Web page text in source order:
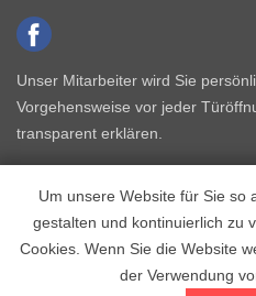
Um unsere Website für Sie so
gestalten und kontinuierlich zu
Cookies. Wenn Sie die Website
der Verwendung
Unser Mitarbeiter wird Sie
Vorgehensweise vor jeder
transparent erklären.
Copyright © 2015 -